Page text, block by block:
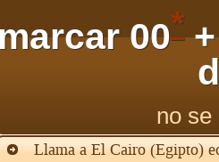
00*+
no
Llama a El Cairo (Egipto)